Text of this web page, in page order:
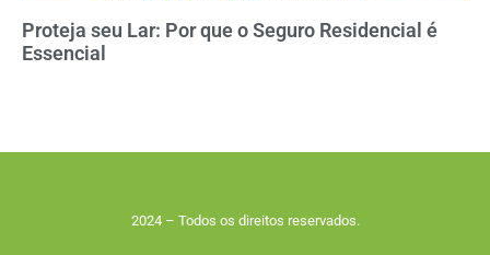
Proteja seu Lar: Por que o Seguro Residencial é
Essencial
2024 – Todos os direitos reservados.